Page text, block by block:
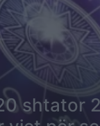
shtator